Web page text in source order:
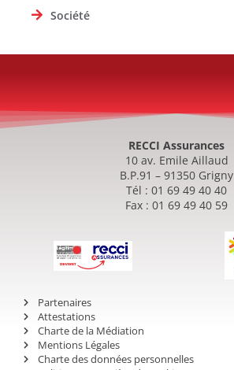
Société
RECCI Assurances
10 av. Emile Aillaud
B.P.91 – 91350 Grigny
Tél : 01 69 49 40 40
Fax : 01 69 49 40 59
Partenaires
Attestations
Charte de la Médiation
Mentions Légales
Charte des données personnelles